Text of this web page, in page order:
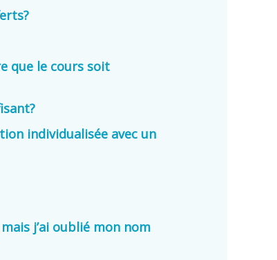
que le cours soit
individualisée avec un
j’ai oublié mon nom